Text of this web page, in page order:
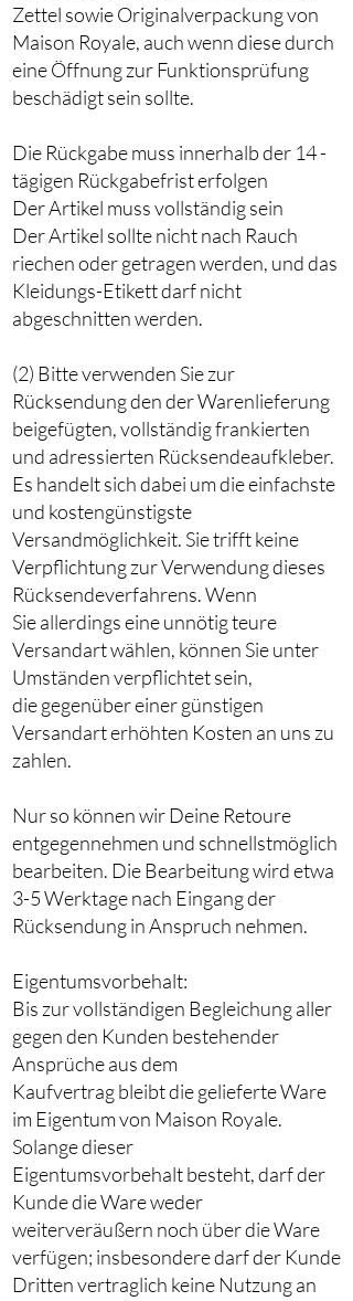
Zettel sowie Originalverpackung von
Maison Royale, auch wenn diese durch
eine Öffnung zur Funktionsprüfung
beschädigt sein sollte.
Die Rückgabe muss innerhalb der 14 -
tägigen Rückgabefrist erfolgen
Der Artikel muss vollständig sein
Der Artikel sollte nicht nach Rauch
riechen oder getragen werden, und das
Kleidungs-Etikett darf nicht
abgeschnitten werden.
(2) Bitte verwenden Sie zur
Rücksendung den der Warenlieferung
beigefügten, vollständig frankierten
und adressierten Rücksendeaufkleber.
Es handelt sich dabei um die einfachste
und kostengünstigste
Versandmöglichkeit. Sie trifft keine
Verpflichtung zur Verwendung dieses
Rücksendeverfahrens. Wenn
Sie allerdings eine unnötig teure
Versandart wählen, können Sie unter
Umständen verpflichtet sein,
die gegenüber einer günstigen
Versandart erhöhten Kosten an uns zu
zahlen.
Nur so können wir Deine Retoure
entgegennehmen und schnellstmöglich
bearbeiten. Die Bearbeitung wird etwa
3-5 Werktage nach Eingang der
Rücksendung in Anspruch nehmen.
Eigentumsvorbehalt:
Bis zur vollständigen Begleichung aller
gegen den Kunden bestehender
Ansprüche aus dem
Kaufvertrag bleibt die gelieferte Ware
im Eigentum von Maison Royale.
Solange dieser
Eigentumsvorbehalt besteht, darf der
Kunde die Ware weder
weiterveräußern noch über die Ware
verfügen; insbesondere darf der Kunde
Dritten vertraglich keine Nutzung an